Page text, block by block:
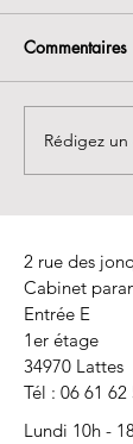
Commentaires
Rédigez
2 rue des
Cabinet
Entrée E
1er étage
34970 Lattes
Tél : 06 61 62
Lundi 10h -